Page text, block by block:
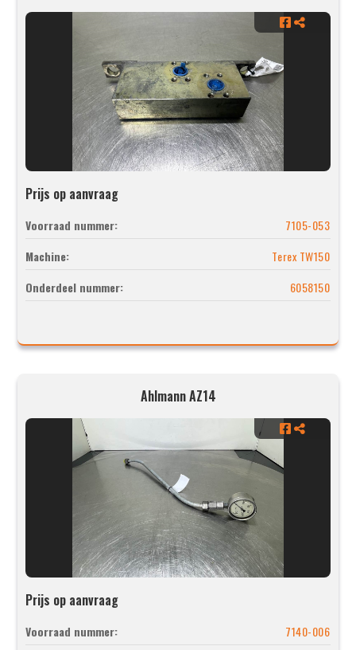
Prijs op aanvraag
Voorraad nummer:
7105-053
Machine:
Terex TW150
Onderdeel nummer:
6058150
Ahlmann AZ14
Prijs op aanvraag
Voorraad nummer:
7140-006